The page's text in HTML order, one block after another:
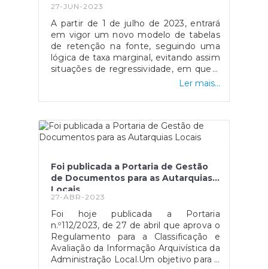
27-JUN-2023
A partir de 1 de julho de 2023, entrará
em vigor um novo modelo de tabelas
de retenção na fonte, seguindo uma
lógica de taxa marginal, evitando assim
situações de regressividade, em que a
aumentos da remuneração mensal
remuneração mensal
tabelas mantêm a atualização do limite
de isenção de retenção na fonte para
do mínimo de existência, bem como as
demais atualizações nos limites e taxas
de retenção.Fonte: Diário da
República - Despacho n.º 1296-
em: https://files.dre.pt/2s/2023/01/018000002/
Ler mais...
Foi publicada a Portaria de Gestão
de Documentos para as Autarquias
Locais
27-ABR-2023
Foi hoje publicada a Portaria
n.º112/2023, de 27 de abril que aprova o
Regulamento para a Classificação e
Avaliação da Informação Arquivística da
Administração Local.Um objetivo para o